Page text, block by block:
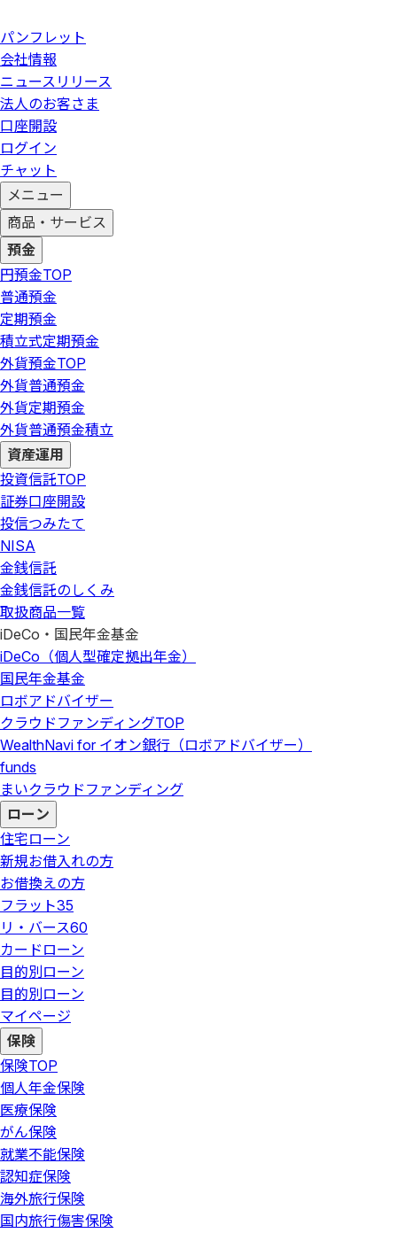
パンフレット
会社情報
ニュースリリース
法人のお客さま
口座開設
ログイン
チャット
メニュー
商品・サービス
預金
円預金TOP
普通預金
定期預金
積立式定期預金
外貨預金TOP
外貨普通預金
外貨定期預金
外貨普通預金積立
資産運用
投資信託TOP
証券口座開設
投信つみたて
NISA
金銭信託
金銭信託のしくみ
取扱商品一覧
iDeCo・国民年金基金
iDeCo（個人型確定拠出年金）
国民年金基金
ロボアドバイザー
クラウドファンディングTOP
WealthNavi for イオン銀行（ロボアドバイザー）
funds
まいクラウドファンディング
ローン
住宅ローン
新規お借入れの方
お借換えの方
フラット35
リ・バース60
カードローン
目的別ローン
目的別ローン
マイページ
保険
保険TOP
個人年金保険
医療保険
がん保険
就業不能保険
認知症保険
海外旅行保険
国内旅行傷害保険